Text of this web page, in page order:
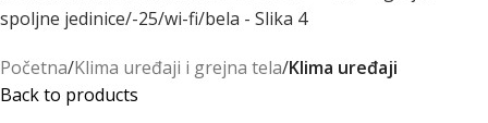
Početna Klima uređaji i grejna tela Klima uređaji
Back to products